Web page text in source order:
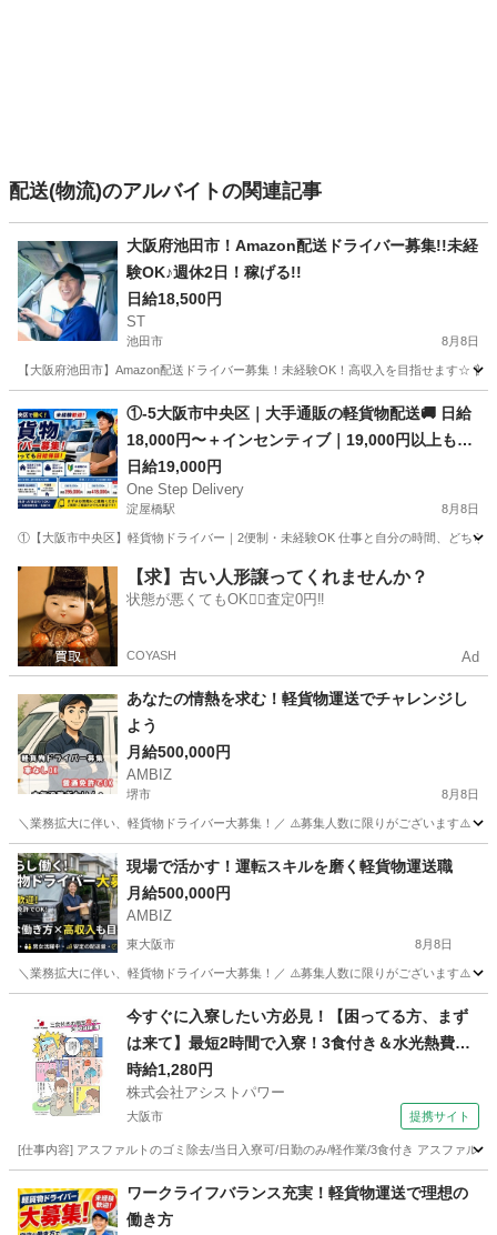
配送(物流)のアルバイトの関連記事
大阪府池田市！Amazon配送ドライバー募集!!未経
験OK♪週休2日！稼げる!!
日給18,500円
ST
池田市 8月8日
【大阪府池田市】Amazon配送ドライバー募集！未経験OK！高収入を目指せます☆
ドライバー Amazon
①-5大阪市中央区｜大手通販の軽貨物配送🚚 日給
18,000円〜＋インセンティブ｜19,000円以上も狙
える
日給19,000円
One Step Delivery
淀屋橋駅 8月8日
①【大阪市中央区】軽貨物ドライバー｜2便制・未経験OK 仕事と自分の時間、どちら
大阪 大阪市 淀屋橋駅 ドライバー 通販
【求】古い人形譲ってくれませんか？
状態が悪くてもOK🙆‍♀️査定0円‼️
COYASH Ad
あなたの情熱を求む！軽貨物運送でチャレンジし
よう
月給500,000円
AMBIZ
堺市 8月8日
＼業務拡大に伴い、軽貨物ドライバー大募集！／ ⚠️募集人数に限りがございます⚠️
大阪 堺市 物流 貨物
現場で活かす！運転スキルを磨く軽貨物運送職
月給500,000円
AMBIZ
東大阪市 8月8日
＼業務拡大に伴い、軽貨物ドライバー大募集！／ ⚠️募集人数に限りがございます⚠️
ドライバー 貨物
今すぐに入寮したい方必見！【困ってる方、まず
は来て】最短2時間で入寮！3食付き＆水光熱費無
料！50代活躍中の超カンタン作業！
時給1,280円
株式会社アシストパワー
大阪市 提携サイト
[仕事内容] アスファルトのゴミ除去/当日入寮可/日勤のみ/軽作業/3食付き アスファル
その他
ワークライフバランス充実！軽貨物運送で理想の
働き⽅